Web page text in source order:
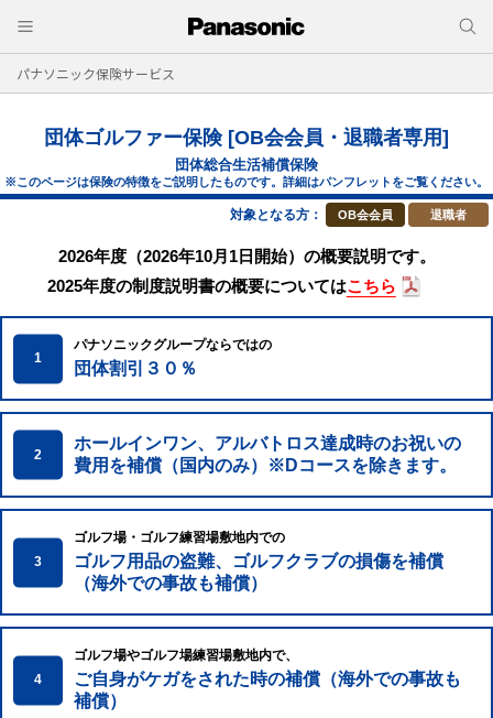
パナソニック保険サービス
団体ゴルファー保険 [OB会会員・退職者専用]
団体総合生活補償保険
※このページは保険の特徴をご説明したものです。詳細はパンフレットをご覧ください。
対象となる方： OB会会員 退職者
2026年度（2026年10月1日開始）の概要説明です。
2025年度の制度説明書の概要についてはこちら
1
パナソニックグループならではの
団体割引３０％
2
ホールインワン、アルバトロス達成時のお祝いの
費用を補償（国内のみ）※Dコースを除きます。
3
ゴルフ場・ゴルフ練習場敷地内での
ゴルフ用品の盗難、ゴルフクラブの損傷を補償
（海外での事故も補償）
4
ゴルフ場やゴルフ場練習場敷地内で、
ご自身がケガをされた時の補償（海外での事故も
補償）